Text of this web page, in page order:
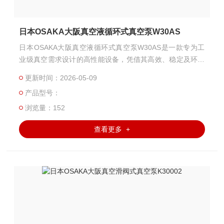
日本OSAKA大阪真空液循环式真空泵W30AS
日本OSAKA大阪真空液循环式真空泵W30AS是一款专为工
业级真空需求设计的高性能设备，凭借其高效、稳定及环保
更新时间：2026-05-09
产品型号：
浏览量：152
查看更多 +